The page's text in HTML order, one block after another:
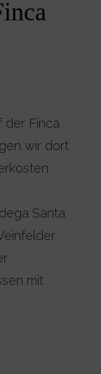
der Finca
wirdort
Santa
mit